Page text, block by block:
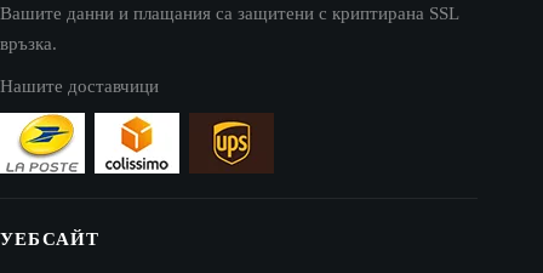
Вашите данни и плащания са защитени с криптирана SSL
връзка.
Нашите доставчици
УЕБСАЙТ